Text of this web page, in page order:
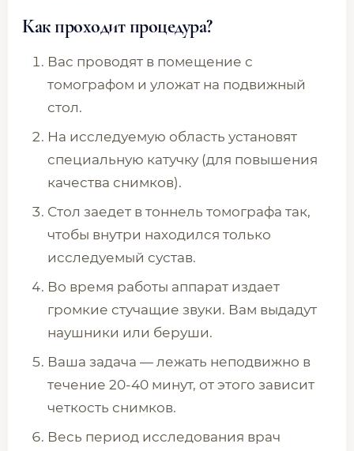
Как проходит процедура?
Вас проводят в помещение с
томографом и уложат на подвижный
стол.
На исследуемую область установят
специальную катучку (для повышения
качества снимков).
Стол заедет в тоннель томографа так,
чтобы внутри находился только
исследуемый сустав.
Во время работы аппарат издает
громкие стучащие звуки. Вам выдадут
наушники или беруши.
Ваша задача — лежать неподвижно в
течение 20-40 минут, от этого зависит
четкость снимков.
Весь период исследования врач